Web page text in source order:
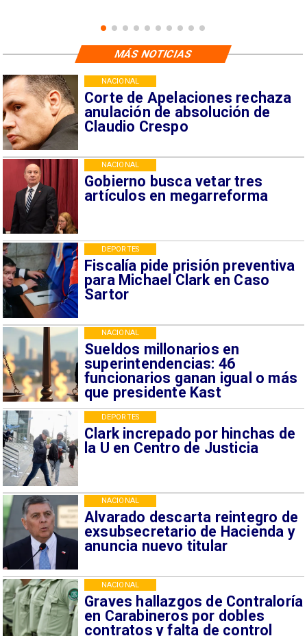
Corte de Apelaciones rechaza
anulación de absolución de
Claudio Crespo
NACIONAL
Gobierno busca vetar tres
artículos en megarreforma
NACIONAL
Fiscalía pide prisión preventiva
para Michael Clark en Caso
Sartor
DEPORTES
Sueldos millonarios en
superintendencias: 46
funcionarios ganan igual o más
que presidente Kast
NACIONAL
Clark increpado por hinchas de
la U en Centro de Justicia
DEPORTES
Alvarado descarta reintegro de
exsubsecretario de Hacienda y
anuncia nuevo titular
NACIONAL
Graves hallazgos de Contraloría
en Carabineros por dobles
contratos y falta de control
NACIONAL
MÁS NOTICIAS